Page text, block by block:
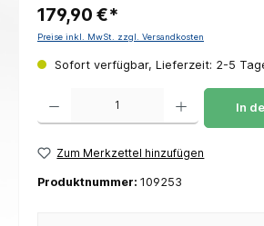
179,90 €*
Preise inkl. MwSt. zzgl. Versandkosten
Sofort verfügbar, Lieferzeit: 2-5
Produkt Anzahl: Gib den gewünschten Wert ein
In
Zum Merkzettel hinzufügen
Produktnummer: 109253